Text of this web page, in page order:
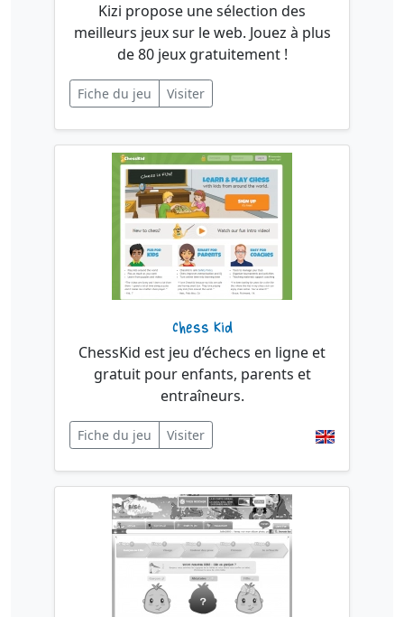
Kizi propose une sélection des
meilleurs jeux sur le web. Jouez à plus
de 80 jeux gratuitement !
Fiche du jeu Visiter
Chess Kid
ChessKid est jeu d’échecs en ligne et
gratuit pour enfants, parents et
entraîneurs.
Fiche du jeu Visiter